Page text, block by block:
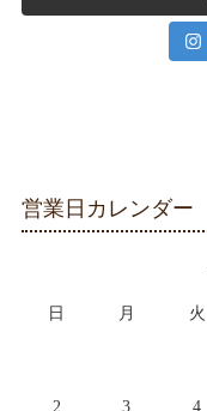
営業日カレンダー
日 月 火
2 3 4